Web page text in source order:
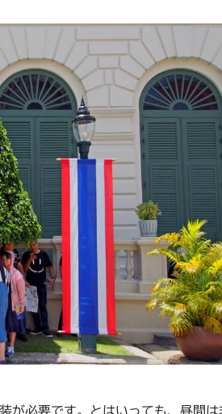
が必要です。とはいっても、昼間は